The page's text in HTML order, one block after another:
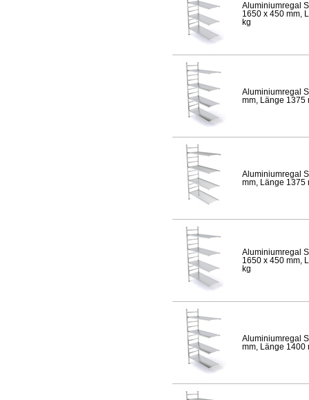
Aluminiumregal
1650 x 450 mm,
kg
Aluminiumregal
mm, Länge 1375
Aluminiumregal
mm, Länge 1375
Aluminiumregal
1650 x 450 mm,
kg
Aluminiumregal
mm, Länge 1400